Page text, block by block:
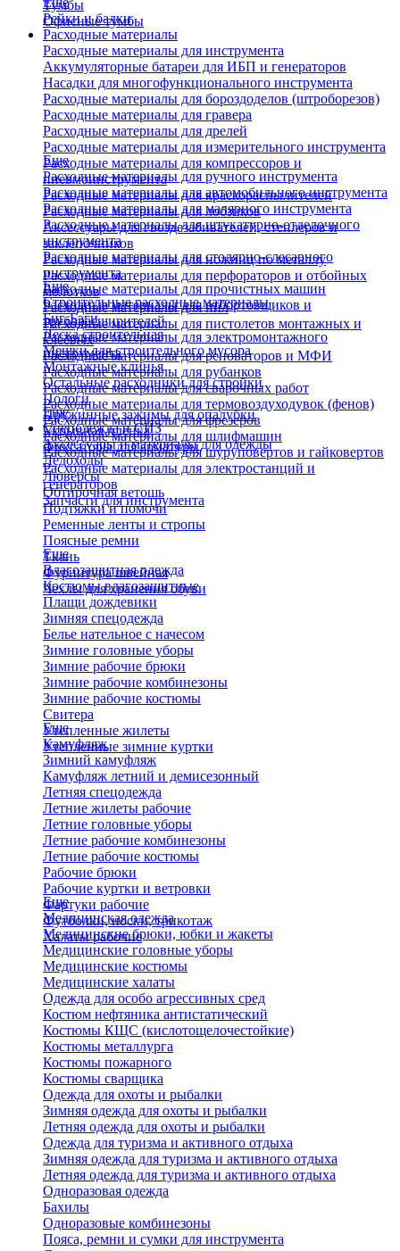
Тумбы
Офисные тумбы
Рейки и балки
Расходные материалы
Расходные материалы для инструмента
Аккумуляторные батареи для ИБП и генераторов
Насадки для многофункционального инструмента
Расходные материалы для бороздоделов (штроборезов)
Расходные материалы для гравера
Расходные материалы для дрелей
Расходные материалы для измерительного инструмента
Расходные материалы для компрессоров и
пневмоинструмента
Расходные материалы для краскораспылителей
Расходные материалы для лобзиков
Аксессуары для гвоздезабивателей, степлеров и
заклепочников
Расходные материалы для ножниц по металлу
Расходные материалы для перфораторов и отбойных
молотков
Расходные материалы для пил
Расходные материалы для пистолетов монтажных и
клеевых
Расходные материалы для реноваторов и МФИ
Расходные материалы для рубанков
Расходные материалы для сварочных работ
Расходные материалы для термовоздуходувок (фенов)
Расходные материалы для фрезеров
Расходные материалы для шлифмашин
Расходные материалы для шуруповертов и гайковертов
Расходные материалы для электростанций и
генераторов
Запчасти для инструмента
Еще
Расходные материалы для ручного инструмента
Расходные материалы для автомобильного инструмента
Расходные материалы для малярного инструмента
Расходные материалы для штукатурно-отделочного
инструмента
Расходные материалы для столярно-слесарного
инструмента
Расходные материалы для прочистных машин
Расходные материалы для отбортовщиков и
труборасширителей
Расходные материалы для электромонтажного
инструмента
Еще
Строительные расходные материалы
Биг-Бэги
Леска строительная
Мешки для строительного мусора
Монтажные клинья
Остальные расходники для стройки
Пологи
Пружинные зажимы для опалубки
Укрывная пленка
Фиксаторы для арматуры
Еще
Спецодежда и СИЗ
Аксессуары и материалы для одежды
Ледоходы
Люверсы
Обтирочная ветошь
Подтяжки и помочи
Ременные ленты и стропы
Поясные ремни
Ткань
Фурнитура швейная
Чехлы для хранения обуви
Еще
Влагозащитная одежда
Костюмы влагозащитные
Плащи дождевики
Зимняя спецодежда
Белье нательное с начесом
Зимние головные уборы
Зимние рабочие брюки
Зимние рабочие комбинезоны
Зимние рабочие костюмы
Свитера
Утепленные жилеты
Утепленные зимние куртки
Еще
Камуфляж
Зимний камуфляж
Камуфляж летний и демисезонный
Летняя спецодежда
Летние жилеты рабочие
Летние головные уборы
Летние рабочие комбинезоны
Летние рабочие костюмы
Рабочие брюки
Рабочие куртки и ветровки
Фартуки рабочие
Футболки, носки, трикотаж
Халаты рабочие
Еще
Медицинская одежда
Медицинские брюки, юбки и жакеты
Медицинские головные уборы
Медицинские костюмы
Медицинские халаты
Одежда для особо агрессивных сред
Костюм нефтяника антистатический
Костюмы КЩС (кислотощелочестойкие)
Костюмы металлурга
Костюмы пожарного
Костюмы сварщика
Одежда для охоты и рыбалки
Зимняя одежда для охоты и рыбалки
Летняя одежда для охоты и рыбалки
Одежда для туризма и активного отдыха
Зимняя одежда для туризма и активного отдыха
Летняя одежда для туризма и активного отдыха
Одноразовая одежда
Бахилы
Одноразовые комбинезоны
Пояса, ремни и сумки для инструмента